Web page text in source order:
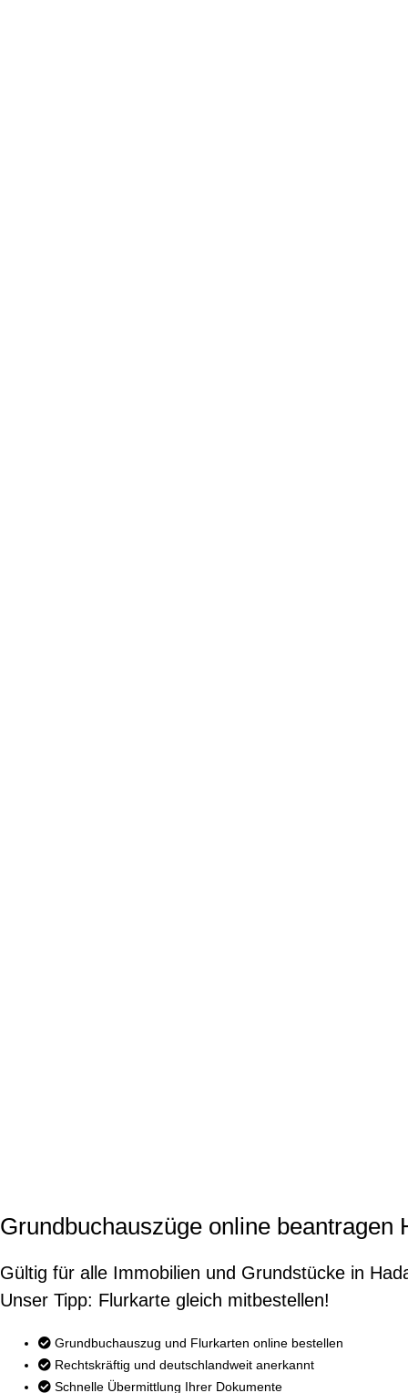
Grundbuchauszüge online beantragen
Gültig für alle Immobilien und Grundstücke in
Unser Tipp: Flurkarte gleich mitbestellen!
Grundbuchauszug und Flurkarten online bestellen
Rechtskräftig und deutschlandweit anerkannt
Schnelle Übermittlung Ihrer Dokumente